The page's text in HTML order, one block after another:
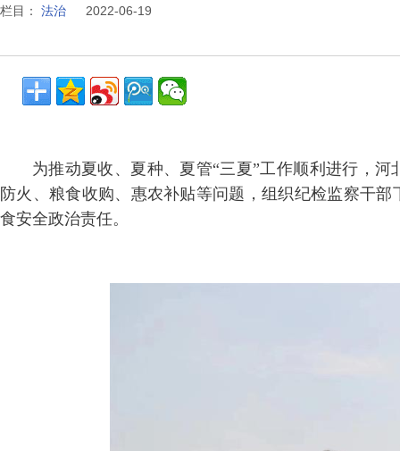
栏目： 法治 2022-06-19
为推动夏收、夏种、夏管“三夏”工作顺利进行，
防火、粮食收购、惠农补贴等问题，组织纪检监察干
食安全政治责任。